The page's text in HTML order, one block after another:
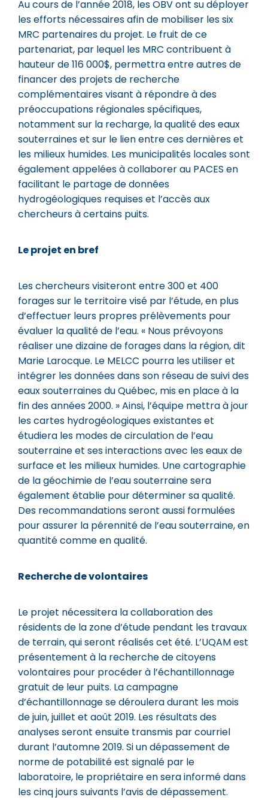
Au cours de l’année 2018, les OBV ont su déployer
les efforts nécessaires afin de mobiliser les six
MRC partenaires du projet. Le fruit de ce
partenariat, par lequel les MRC contribuent à
hauteur de 116 000$, permettra entre autres de
financer des projets de recherche
complémentaires visant à répondre à des
préoccupations régionales spécifiques,
notamment sur la recharge, la qualité des eaux
souterraines et sur le lien entre ces dernières et
les milieux humides. Les municipalités locales sont
également appelées à collaborer au PACES en
facilitant le partage de données
hydrogéologiques requises et l’accès aux
chercheurs à certains puits.
Le projet en bref
Les chercheurs visiteront entre 300 et 400
forages sur le territoire visé par l’étude, en plus
d’effectuer leurs propres prélèvements pour
évaluer la qualité de l’eau. « Nous prévoyons
réaliser une dizaine de forages dans la région, dit
Marie Larocque. Le MELCC pourra les utiliser et
intégrer les données dans son réseau de suivi des
eaux souterraines du Québec, mis en place à la
fin des années 2000. » Ainsi, l’équipe mettra à jour
les cartes hydrogéologiques existantes et
étudiera les modes de circulation de l’eau
souterraine et ses interactions avec les eaux de
surface et les milieux humides. Une cartographie
de la géochimie de l’eau souterraine sera
également établie pour déterminer sa qualité.
Des recommandations seront aussi formulées
pour assurer la pérennité de l’eau souterraine, en
quantité comme en qualité.
Recherche de volontaires
Le projet nécessitera la collaboration des
résidents de la zone d’étude pendant les travaux
de terrain, qui seront réalisés cet été. L’UQAM est
présentement à la recherche de citoyens
volontaires pour procéder à l’échantillonnage
gratuit de leur puits. La campagne
d’échantillonnage se déroulera durant les mois
de juin, juillet et août 2019. Les résultats des
analyses seront ensuite transmis par courriel
durant l’automne 2019. Si un dépassement de
norme de potabilité est signalé par le
laboratoire, le propriétaire en sera informé dans
les cinq jours suivants l’avis de dépassement.